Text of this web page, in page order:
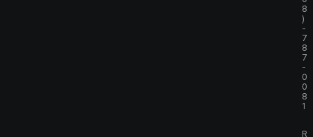
8
)
-
7
8
7
-
0
0
8
1
R